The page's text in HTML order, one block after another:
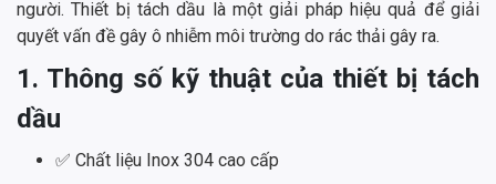
người. Thiết bị tách dầu là một giải pháp hiệu quả để giải
quyết vấn đề gây ô nhiễm môi trường do rác thải gây ra.
1. Thông số kỹ thuật của thiết bị tách
dầu
✅ Chất liệu Inox 304 cao cấp